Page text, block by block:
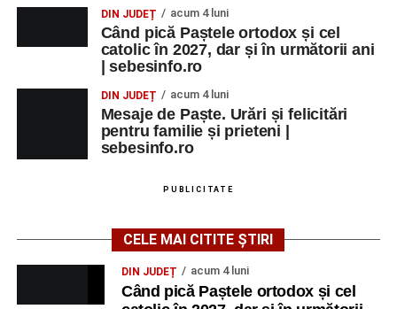
MARȚI, 25 AUGUST 2026
Grădina Muzeului Municipal „Ioan
Raica” Sebeș
„Armonia artelor”– salon literar și întâlnire
cu artele plastice, organizat alături de artiști locali.
– Proiecție cinematografică:
„Anotimpurile”de Antonio Vivaldi (rating N-15).
MIERCURI, 26 AUGUST 2026
DIN JUDEȚ acum 4 luni
Când pică Paștele ortodox și cel
catolic în 2027, dar și în următorii ani
| sebesinfo.ro
DIN JUDEȚ acum 4 luni
Mesaje de Paște. Urări și felicitări
pentru familie și prieteni |
sebesinfo.ro
PUBLICITATE
CELE MAI CITITE ȘTIRI
DIN JUDEȚ acum 4 luni
Când pică Paștele ortodox și cel